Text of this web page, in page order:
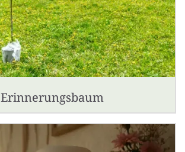
Erinnerungsbaum